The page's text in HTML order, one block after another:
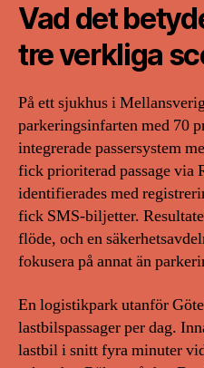
Vad det
tre verkliga
På ett sjukhus i
parkeringsinfarten med 70
integrerade passersystem
fick prioriterad passage via
identifierades med
fick SMS-biljetter.
flöde, och en
fokusera på annat än
En logistikpark utanför
lastbilspassager per dag.
lastbil i snitt fyra minuter